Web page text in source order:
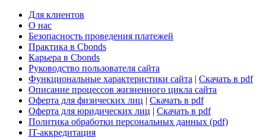
Для клиентов
О нас
Безопасность проведения платежей
Практика в Cbonds
Карьера в Cbonds
Руководство пользователя сайта
Функциональные характеристики сайта | Скачать в pdf
Описание процессов жизненного цикла сайта
Оферта для физических лиц | Скачать в pdf
Оферта для юридических лиц | Скачать в pdf
Политика обработки персональных данных (pdf)
IT-аккредитация